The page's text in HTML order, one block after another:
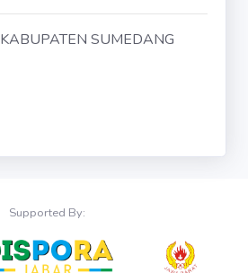
KABUPATEN SUMEDANG
Supported By: